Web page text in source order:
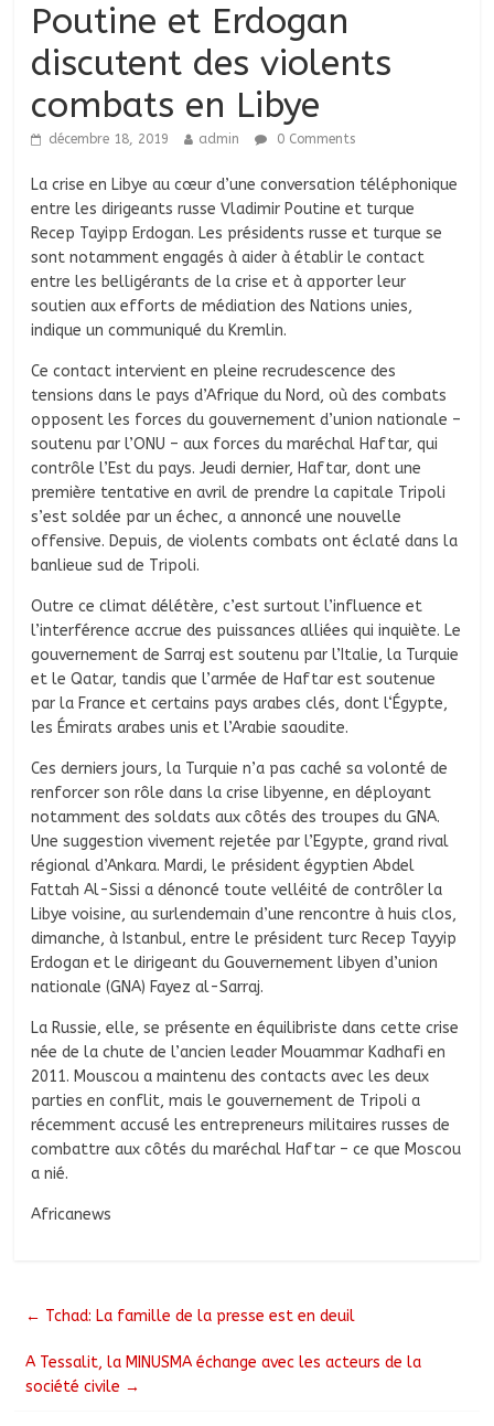
Poutine et Erdogan
discutent des violents
combats en Libye
décembre 18, 2019 admin 0 Comments
La crise en Libye au cœur d’une conversation téléphonique
entre les dirigeants russe Vladimir Poutine et turque
Recep Tayipp Erdogan. Les présidents russe et turque se
sont notamment engagés à aider à établir le contact
entre les belligérants de la crise et à apporter leur
soutien aux efforts de médiation des Nations unies,
indique un communiqué du Kremlin.
Ce contact intervient en pleine recrudescence des
tensions dans le pays d’Afrique du Nord, où des combats
opposent les forces du gouvernement d’union nationale –
soutenu par l’ONU – aux forces du maréchal Haftar, qui
contrôle l’Est du pays. Jeudi dernier, Haftar, dont une
première tentative en avril de prendre la capitale Tripoli
s’est soldée par un échec, a annoncé une nouvelle
offensive. Depuis, de violents combats ont éclaté dans la
banlieue sud de Tripoli.
Outre ce climat délétère, c’est surtout l’influence et
l’interférence accrue des puissances alliées qui inquiète. Le
gouvernement de Sarraj est soutenu par l’Italie, la Turquie
et le Qatar, tandis que l’armée de Haftar est soutenue
par la France et certains pays arabes clés, dont l‘Égypte,
les Émirats arabes unis et l’Arabie saoudite.
Ces derniers jours, la Turquie n’a pas caché sa volonté de
renforcer son rôle dans la crise libyenne, en déployant
notamment des soldats aux côtés des troupes du GNA.
Une suggestion vivement rejetée par l’Egypte, grand rival
régional d’Ankara. Mardi, le président égyptien Abdel
Fattah Al-Sissi a dénoncé toute velléité de contrôler la
Libye voisine, au surlendemain d’une rencontre à huis clos,
dimanche, à Istanbul, entre le président turc Recep Tayyip
Erdogan et le dirigeant du Gouvernement libyen d’union
nationale (GNA) Fayez al-Sarraj.
La Russie, elle, se présente en équilibriste dans cette crise
née de la chute de l’ancien leader Mouammar Kadhafi en
2011. Mouscou a maintenu des contacts avec les deux
parties en conflit, mais le gouvernement de Tripoli a
récemment accusé les entrepreneurs militaires russes de
combattre aux côtés du maréchal Haftar – ce que Moscou
a nié.
Africanews
← Tchad: La famille de la presse est en deuil
A Tessalit, la MINUSMA échange avec les acteurs de la
société civile →